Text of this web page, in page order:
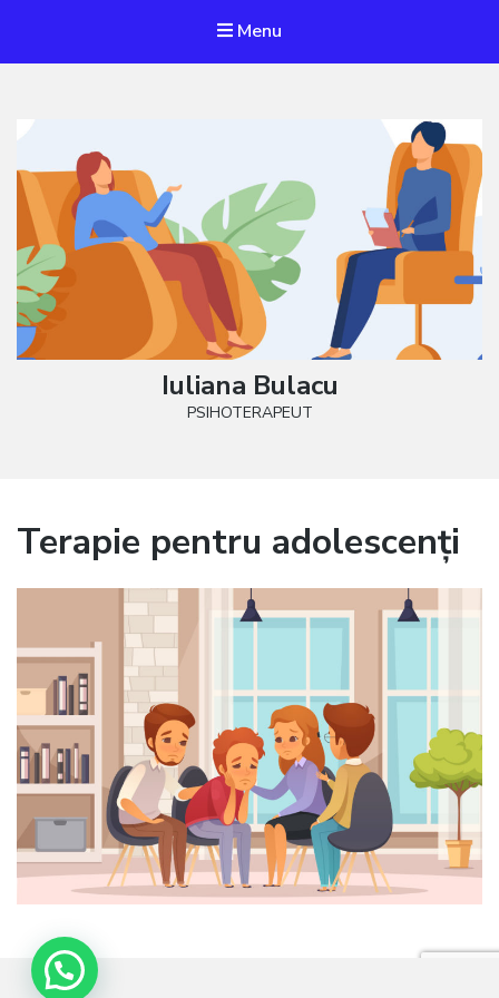
Menu
Iuliana Bulacu
PSIHOTERAPEUT
Terapie pentru adolescenți